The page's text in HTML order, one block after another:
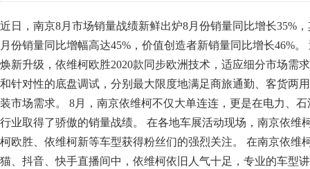
近日，南京8月市场销量战绩新鲜出炉8月份销量同比增长35%
月份销量同比增幅高达45%，价值创造者新销量同比增长46%
焕新升级，依维柯欧胜2020款同步欧洲技术，适应细分市场需
和针对性的底盘调试，分别最大限度地满足商旅通勤、客货两
装市场需求。 8月，南京依维柯不仅大单连连，更是在电力、
行业取得了骄傲的销量战绩。 在各地车展活动现场，南京依维
柯欧胜、依维柯新等车型获得粉丝们的强烈关注。 在南京依维
猫、抖音、快手直播间中，依维柯依旧人气十足，专业的车型